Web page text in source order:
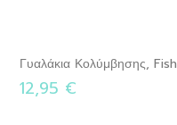
Γυαλάκια Κολύμβησης, Fish
12,95 €